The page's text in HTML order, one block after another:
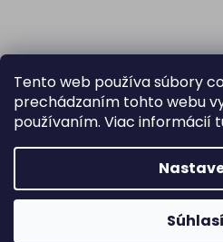
Tento web používa súbory
prechádzaním tohto webu
používaním. Viac informácií